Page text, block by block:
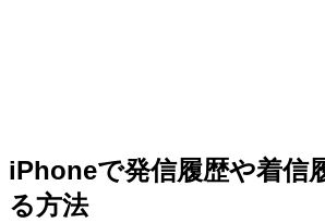
iPhoneで発信履歴や着信
る方法